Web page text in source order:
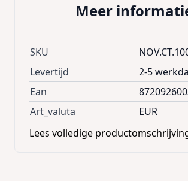
Meer
SKU
Levertijd
2-5
Ean
Art_valuta
EUR
Lees volledige